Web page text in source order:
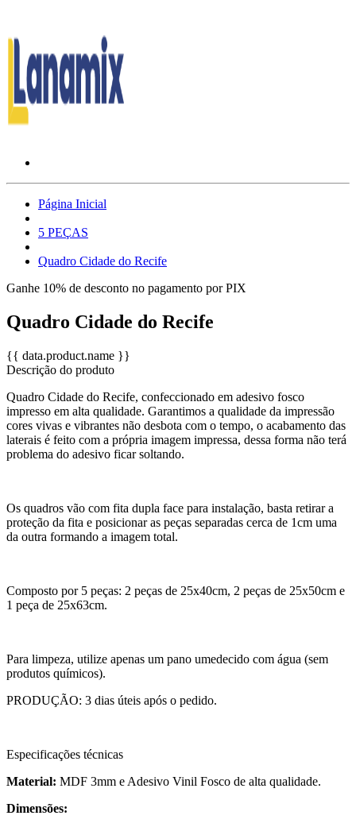
Página Inicial
5 PEÇAS
Quadro Cidade do Recife
Ganhe 10% de desconto no pagamento por PIX
Quadro Cidade do Recife
{{ data.product.name }}
Descrição do produto
Quadro Cidade do Recife, confeccionado em adesivo fosco
impresso em alta qualidade. Garantimos a qualidade da impressão
cores vivas e vibrantes não desbota com o tempo, o acabamento das
laterais é feito com a própria imagem impressa, dessa forma não terá
problema do adesivo ficar soltando.
Os quadros vão com fita dupla face para instalação, basta retirar a
proteção da fita e posicionar as peças separadas cerca de 1cm uma
da outra formando a imagem total.
Composto por 5 peças: 2 peças de 25x40cm, 2 peças de 25x50cm e
1 peça de 25x63cm.
Para limpeza, utilize apenas um pano umedecido com água (sem
produtos químicos).
PRODUÇÃO: 3 dias úteis após o pedido.
Especificações técnicas
Material: MDF 3mm e Adesivo Vinil Fosco de alta qualidade.
Dimensões: